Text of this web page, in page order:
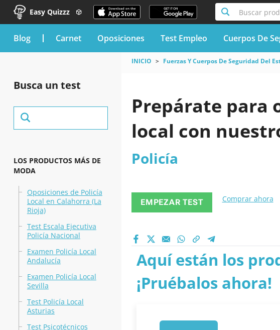
Easy Quizzz Buscar
blog Carnet Oposiciones Test Empleo Cuerpos De
Busca un test
LOS PRODUCTOS MÁS DE
MODA
Oposiciones de Policía
Local en Calahorra (La
Rioja)
Test Escala Ejecutiva
Policía Nacional
Examen Policía Local
Andalucía
Examen Policía Local
Sevilla
Test Policía Local
Asturias
Test Psicotécnicos
INICIO Fuerzas Y Cuerpos De Seguridad Del
Prepárate para
local con
Policía
EMPEZAR TEST Comprar ahora
Aquí están los
¡Pruébalos ahora!